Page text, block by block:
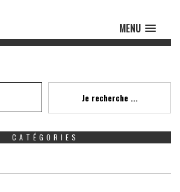
MENU
Je recherche ...
CATÉGORIES